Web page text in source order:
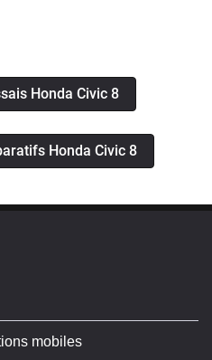
Honda Civic 8
Honda Civic 8
mobiles